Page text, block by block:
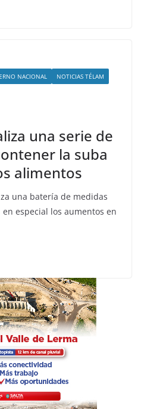
NACIONAL
NOTICIAS TÉLAM
una serie de
la suba
alimentos
una batería de medidas
especial los aumentos en